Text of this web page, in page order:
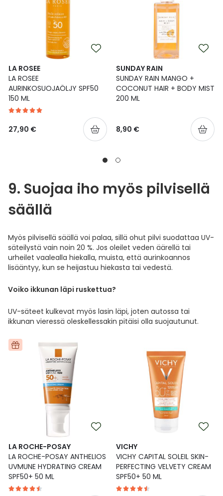
LA ROSEE
LA ROSEE
AURINKOSUOJAÖLJY SPF50
150 ML
27,90 €
SUNDAY RAIN
SUNDAY RAIN MANGO +
COCONUT HAIR + BODY MIST
200 ML
8,90 €
9. Suojaa iho myös pilvisellä
säällä
Myös pilvisellä säällä voi palaa, sillä ohut pilvi suodattaa UV-
säteilystä vain noin 20 %. Jos oleilet veden äärellä tai
urheilet vaalealla hiekalla, muista, että aurinkoannos
lisääntyy, kun se heijastuu hiekasta tai vedestä.
Voiko ikkunan läpi ruskettua?
UV-säteet kulkevat myös lasin läpi, joten autossa tai
ikkunan vieressä oleskellessakin pitäisi olla suojautunut.
LA ROCHE-POSAY
LA ROCHE-POSAY ANTHELIOS
UVMUNE HYDRATING CREAM
SPF50+ 50 ML
VICHY
VICHY CAPITAL SOLEIL SKIN-
PERFECTING VELVETY CREAM
SPF50+ 50 ML